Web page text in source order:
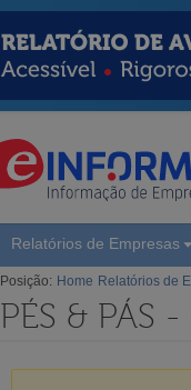
Relatórios de Empresas
Posição: Home Relatórios de
PÉS & PÁS